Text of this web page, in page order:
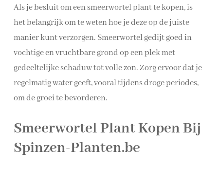
Als je besluit om een smeerwortel plant te kopen, is
het belangrijk om te weten hoe je deze op de juiste
manier kunt verzorgen. Smeerwortel gedijt goed in
vochtige en vruchtbare grond op een plek met
gedeeltelijke schaduw tot volle zon. Zorg ervoor dat je
regelmatig water geeft, vooral tijdens droge periodes,
om de groei te bevorderen.
Smeerwortel Plant Kopen Bij
Spinzen-Planten.be